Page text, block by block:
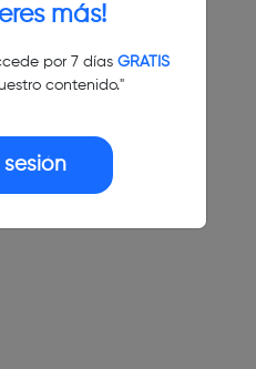
más!
por 7 días GRATIS
contenido."
sesión